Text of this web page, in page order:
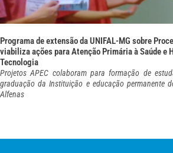
Programa de extensão da UNIFAL-MG sobre
viabiliza ações para Atenção Primária à Saúde e
Tecnologia
Projetos APEC colaboram para formação de
graduação da Instituição e educação permanente
Alfenas